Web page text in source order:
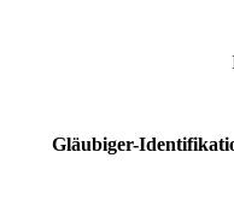
Gläubiger-